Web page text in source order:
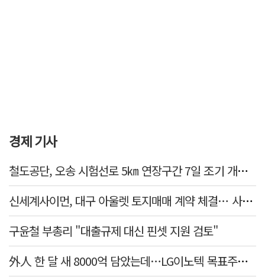
경제 기사
철도공단, 오송 시험선로 5㎞ 연장구간 7일 조기 개통…LA 메트로 사업 지원
신세계사이먼, 대구 아울렛 토지매매 계약 체결… 사업 본궤도
구윤철 부총리 "대출규제 대신 핀셋 지원 검토"
外人 한 달 새 8000억 담았는데…LG이노텍 목표주가는 왜 엇갈릴까